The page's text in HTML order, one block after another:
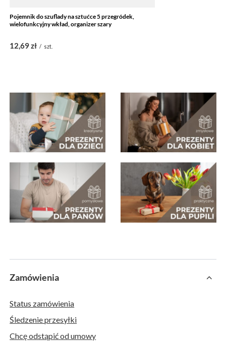
Pojemnik do szuflady na sztućce 5 przegródek,
wielofunkcyjny wkład, organizer szary
12,69 zł / szt.
Zamówienia
Status zamówienia
Śledzenie przesyłki
Chcę odstąpić od umowy